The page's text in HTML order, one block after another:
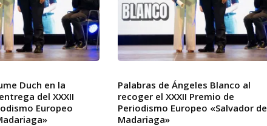
Duch en la
del XXXII
Europeo
Palabras de Ángeles Blanco al
recoger el XXXII Premio de
Periodismo Europeo «Salvador de
Madariaga»